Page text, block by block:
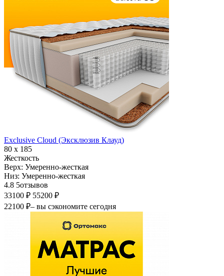
Exclusive Cloud (Эксклюзив Клауд)
80 х 185
Жесткость
Верх: Умеренно-жесткая
Низ: Умеренно-жесткая
4.8 5отзывов
33100 ₽ 55200 ₽
22100 ₽– вы сэкономите сегодня